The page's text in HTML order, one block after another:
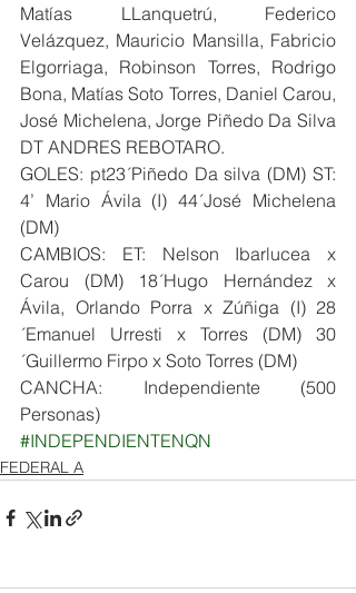
Matías LLanquetrú, Federico
Velázquez, Mauricio Mansilla, Fabricio
Elgorriaga, Robinson Torres, Rodrigo
Bona, Matías Soto Torres, Daniel Carou,
José Michelena, Jorge Piñedo Da Silva
DT ANDRES REBOTARO.
GOLES: pt23´Piñedo Da silva (DM) ST:
4’ Mario Ávila (I) 44´José Michelena
(DM)
CAMBIOS: ET: Nelson Ibarlucea x
Carou (DM) 18´Hugo Hernández x
Ávila, Orlando Porra x Zúñiga (I) 28
´Emanuel Urresti x Torres (DM) 30
´Guillermo Firpo x Soto Torres (DM)
CANCHA: Independiente (500
Personas)
#INDEPENDIENTENQN
FEDERAL A